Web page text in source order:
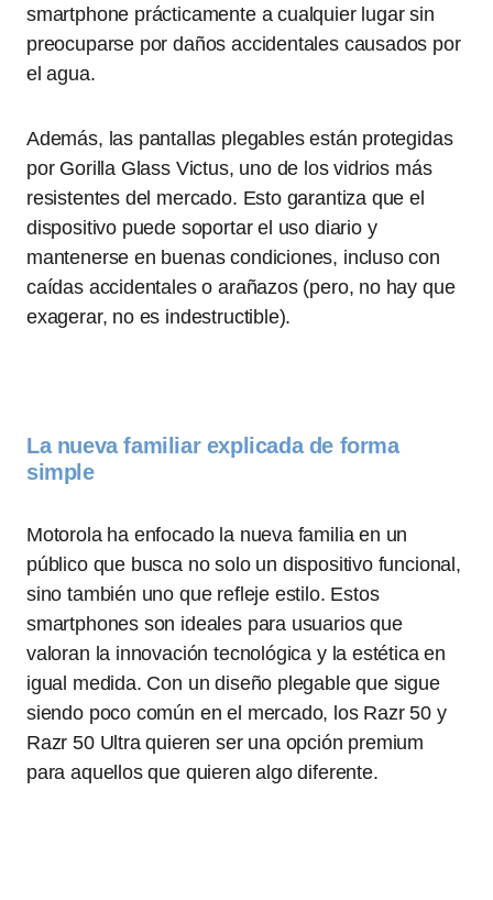
smartphone prácticamente a cualquier lugar sin
preocuparse por daños accidentales causados por
el agua.
Además, las pantallas plegables están protegidas
por Gorilla Glass Victus, uno de los vidrios más
resistentes del mercado. Esto garantiza que el
dispositivo puede soportar el uso diario y
mantenerse en buenas condiciones, incluso con
caídas accidentales o arañazos (pero, no hay que
exagerar, no es indestructible).
La nueva familiar explicada de forma
simple
Motorola ha enfocado la nueva familia en un
público que busca no solo un dispositivo funcional,
sino también uno que refleje estilo. Estos
smartphones son ideales para usuarios que
valoran la innovación tecnológica y la estética en
igual medida. Con un diseño plegable que sigue
siendo poco común en el mercado, los Razr 50 y
Razr 50 Ultra quieren ser una opción premium
para aquellos que quieren algo diferente.